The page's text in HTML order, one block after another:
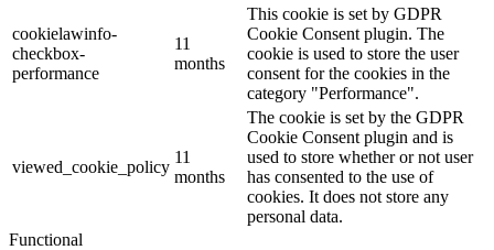
cookielawinfo-
checkbox-
performance
11
months
This cookie is set by GDPR
Cookie Consent plugin. The
cookie is used to store the user
consent for the cookies in the
category "Performance".
viewed_cookie_policy
11
months
The cookie is set by the GDPR
Cookie Consent plugin and is
used to store whether or not user
has consented to the use of
cookies. It does not store any
personal data.
Functional